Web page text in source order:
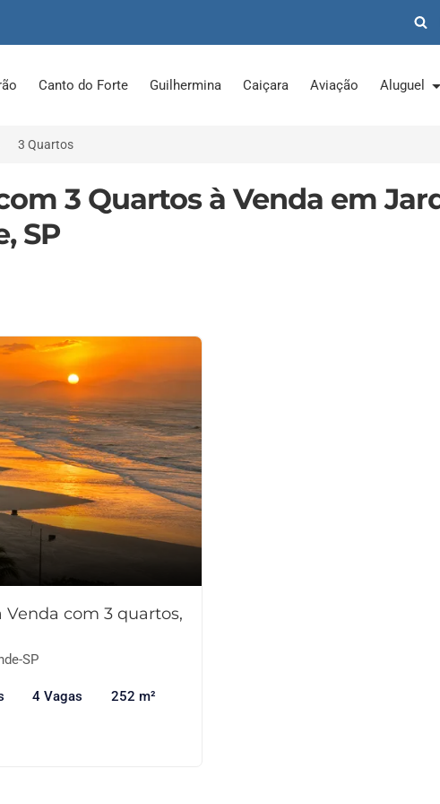
Canto do Forte Guilhermina Caiçara Aviação Aluguel
3 Quartos
3 Quartos à Venda em
SP
com 3 quartos,
SP
4 Vagas 252 m²